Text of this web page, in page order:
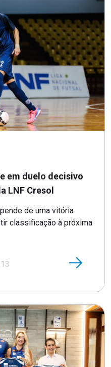
em duelo decisivo
LNF Cresol
de uma vitória
classificação à próxima